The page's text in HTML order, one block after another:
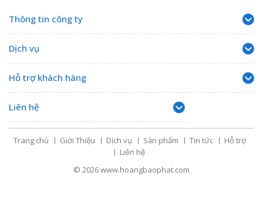
Thông tin công ty
Dịch vụ
Hỗ trợ khách hàng
Liên hệ
Trang chủ Giới Thiệu Dịch vụ Sản phẩm Tin tức
Hỗ trợ
Liên hệ
© 2026www.hoangbaophat.com